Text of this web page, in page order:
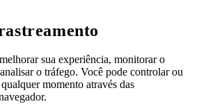
sua experiência, monitorar o
o tráfego. Você pode controlar ou
momento através das